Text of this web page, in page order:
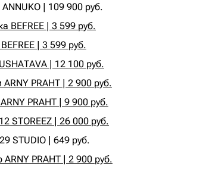
ANNUKO | 109 900 руб.
BEFREE | 3 599 руб.
| 3 599 руб.
| 12 100 руб.
ARNY PRAHT | 2 900 руб.
PRAHT | 9 900 руб.
STOREEZ | 26 000 руб.
STUDIO | 649 руб.
ARNY PRAHT | 2 900 руб.